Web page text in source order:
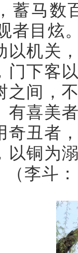
蓄马数
者目炫
以机关
门下客
之间，
有喜美
奇丑者
以铜为
（李斗